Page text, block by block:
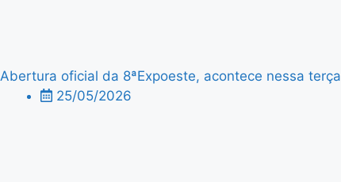
Abertura oficial da 8ªExpoeste, acontece nessa
25/05/2026